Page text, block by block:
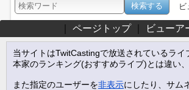
ビ
ページトップ｜ ビューア
当サイトはTwitCastingで放送されているラ
本家のランキング(おすすめライブ)とは違い
また指定のユーザーを非表示にしたり、サム